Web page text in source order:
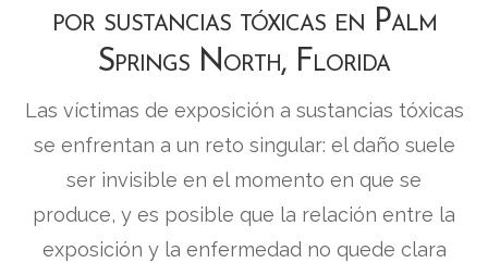
por sustancias tóxicas en Palm
Springs North, Florida
Las víctimas de exposición a sustancias tóxicas
se enfrentan a un reto singular: el daño suele
ser invisible en el momento en que se
produce, y es posible que la relación entre la
exposición y la enfermedad no quede clara